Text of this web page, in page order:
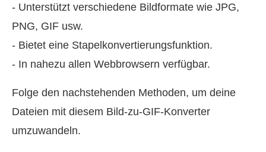
- Unterstützt verschiedene Bildformate wie JPG,
PNG, GIF usw.
- Bietet eine Stapelkonvertierungsfunktion.
- In nahezu allen Webbrowsern verfügbar.
Folge den nachstehenden Methoden, um deine
Dateien mit diesem Bild-zu-GIF-Konverter
umzuwandeln.